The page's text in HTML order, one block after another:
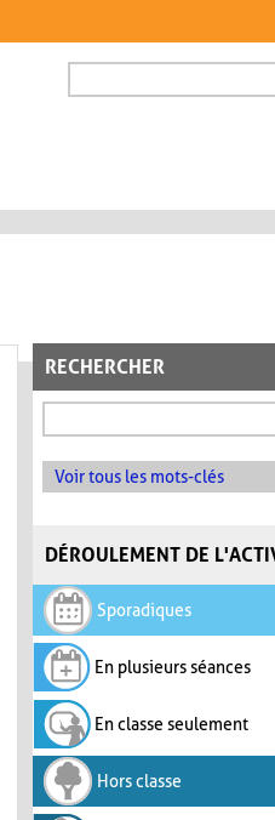
FORMULAIRE DE
RECHERCHER
Voir tous les mots-clés
DÉROULEMENT DE
Sporadiques
En plusieurs séances
En classe seulement
Hors classe